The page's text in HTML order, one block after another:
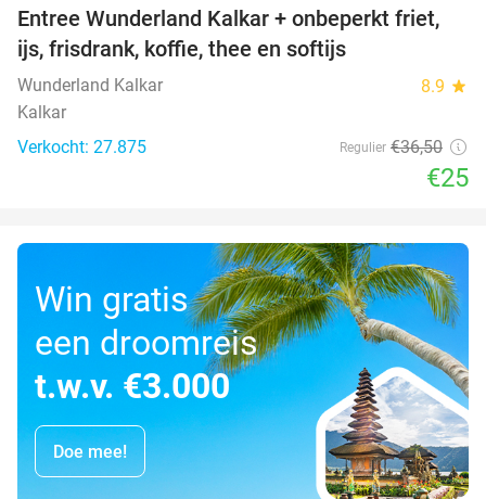
32%
Entree Wunderland Kalkar + onbeperkt friet,
ijs, frisdrank, koffie, thee en softijs
Wunderland Kalkar 8.9 star
Kalkar
Verkocht: 27.875
Regulier €36,50
€25
Win gratis
een droomreis
t.w.v. €3.000
Doe mee!